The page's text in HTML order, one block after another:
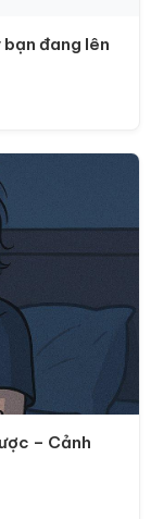
đang lên
– Cảnh